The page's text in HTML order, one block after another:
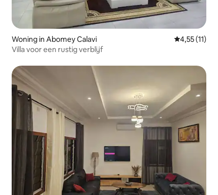
Woning in Abomey Calavi Gemiddelde
4,55 (11)
Villa voor een rustig verblijf